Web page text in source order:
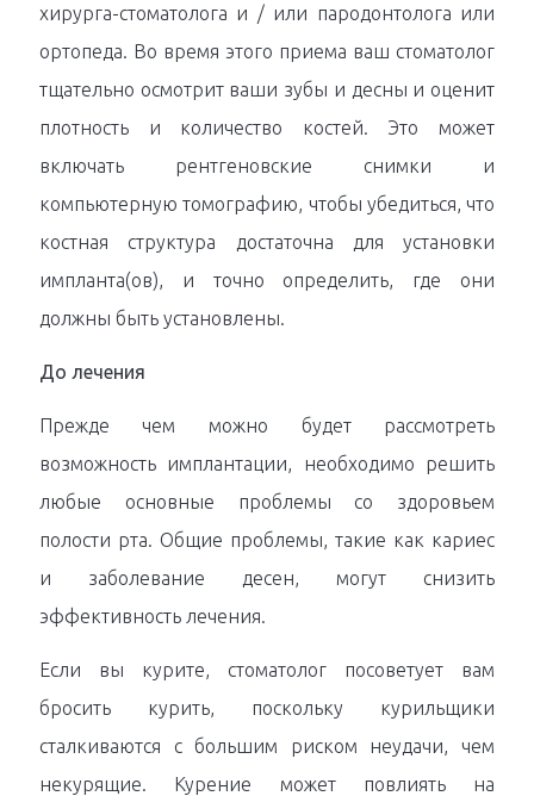
хирурга-стоматолога и / или пародонтолога или
ортопеда. Во время этого приема ваш стоматолог
тщательно осмотрит ваши зубы и десны и оценит
плотность и количество костей. Это может
включать рентгеновские снимки и
компьютерную томографию, чтобы убедиться, что
костная структура достаточна для установки
импланта(ов), и точно определить, где они
должны быть установлены.
До лечения
Прежде чем можно будет рассмотреть
возможность имплантации, необходимо решить
любые основные проблемы со здоровьем
полости рта. Общие проблемы, такие как кариес
и заболевание десен, могут снизить
эффективность лечения.
Если вы курите, стоматолог посоветует вам
бросить курить, поскольку курильщики
сталкиваются с большим риском неудачи, чем
некурящие. Курение может повлиять на